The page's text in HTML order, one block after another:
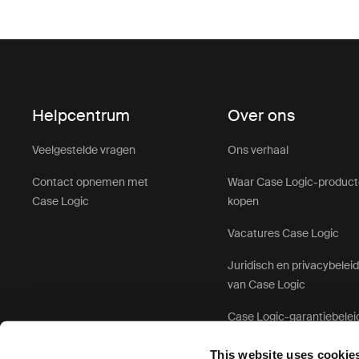
This website uses
Helpcentrum
Veelgestelde vragen
Contact opnemen met
Case Logic
Over ons
Ons verhaal
Waar Case Logic-
kopen
Vacatures Case Logic
Juridisch en privacybeleid
van Case Logic
Case Logic-